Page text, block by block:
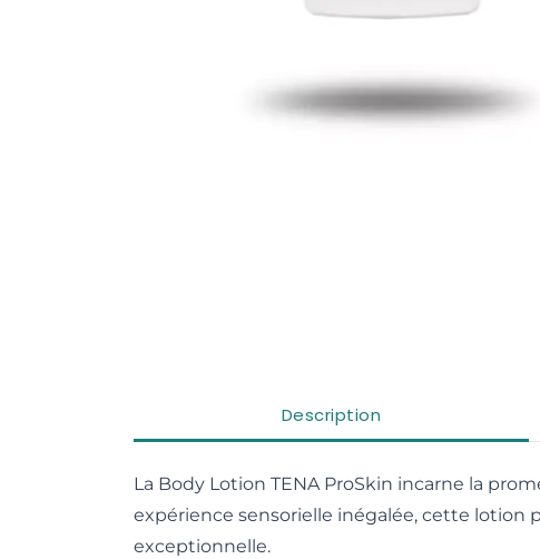
Description
La Body Lotion TENA ProSkin incarne la
expérience sensorielle inégalée, cette lotion
exceptionnelle.